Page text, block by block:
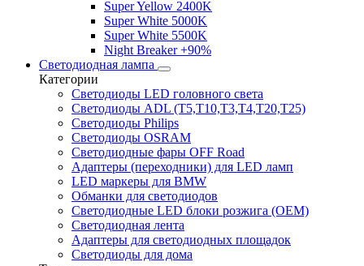
Super Yellow 2400K
Super White 5000K
Super White 5500K
Night Breaker +90%
Светодиодная лампа
Категории
Светодиоды LED головного света
Светодиоды ADL (T5,T10,T3,T4,T20,T25)
Светодиоды Philips
Светодиоды OSRAM
Светодиодные фары OFF Road
Адаптеры (переходники) для LED ламп
LED маркеры для BMW
Обманки для светодиодов
Светодиодные LED блоки розжига (OEM)
Светодиодная лента
Адаптеры для светодиодных площадок
Светодиоды для дома